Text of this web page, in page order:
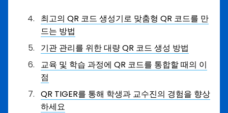
최고의 QR 코드 생성기로 맞춤형 QR 코드를 만
드는 방법
기관 관리를 위한 대량 QR 코드 생성 방법
교육 및 학습 과정에 QR 코드를 통합할 때의 이
점
QR TIGER를 통해 학생과 교수진의 경험을 향상
하세요